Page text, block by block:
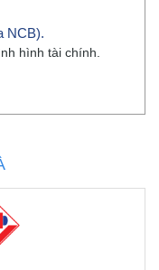
NCB).
hình tài chính.